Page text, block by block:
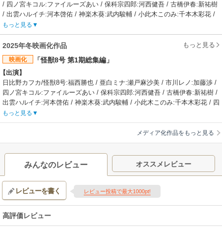
/ 四ノ宮キコル:ファイルーズあい / 保科宗四郎:河西健吾 / 古橋伊春:新祐樹
/ 出雲ハルイチ:河本啓佑 / 神楽木葵:武内駿輔 / 小此木このみ:千本木彩花 /
四ノ宮功:玄田哲章 / 鳴海弦:内山昂輝 / 怪獣10号:三宅健太 / 怪獣9号:吉野裕
行
制作会社】
Production I.G
スタッフ情報】
原作:松本直也（集英社「少年ジャンプ＋」刊）
監督:宮繁之
シリーズ構成・脚本:木戸雄一郎 / キャラクターデザイン・総作画監督:西尾
鉄也 / 怪獣デザイン:前田真宏 / 美術監督:木村真二 / 色彩設計:広瀬いづみ /
3D監督:新垣隼 / 撮影監督:荒井栄児 / 編集:肥田文 / 音響監督:郷文裕貴 / 音
楽:坂東祐大 / 怪獣デザイン＆ワークス:スタジオカラー
OP:AURORA「You Can't Run From Yourself」 /
ED:OneRepublic「Beautiful Colors」
関連リンク】
もっと見る
2025年冬映画化作品 もっと見る
映画化 「怪獣8号 第1期総集編」
出演】
日比野カフカ/怪獣8号:福西勝也 / 亜白ミナ:瀬戸麻沙美 / 市川レノ:加藤渉 /
四ノ宮キコル:ファイルーズあい / 保科宗四郎:河西健吾 / 古橋伊春:新祐樹 /
出雲ハルイチ:河本啓佑 / 神楽木葵:武内駿輔 / 小此木このみ:千本木彩花 / 四
ノ宮功:玄田哲章 / 怪獣10号:三宅健太 / 怪獣９号:吉野裕行
あらすじ】
怪獣大国日本。清掃業で働く日比野カフカは、日本防衛隊のホープである
幼馴染・亜白ミナとの再会をきっかけに諦めていた防衛隊を再び志すが、
その矢先に強大な力を持つ「怪獣８号」に変身してしまう。後輩・市川レ
ノの協力を得て正体を隠しながら、防衛隊員選抜試験、初の実戦と、かつ
ての夢へ着実に歩みを進めるカフカ。しかし日常を揺るがすように、高い
知能を持つ謎の怪獣によって防衛隊基地の襲撃事件が発生！絶望的な状況
を前にカフカはある重大な決断を迫られる…。
制作会社】
Production I.G
スタッフ情報】
もっと見る
メディア化作品をもっと見る
みんなのレビュー オススメレビュー
レビューを書く レビュー投稿で最大1000pt!
高評価レビュー